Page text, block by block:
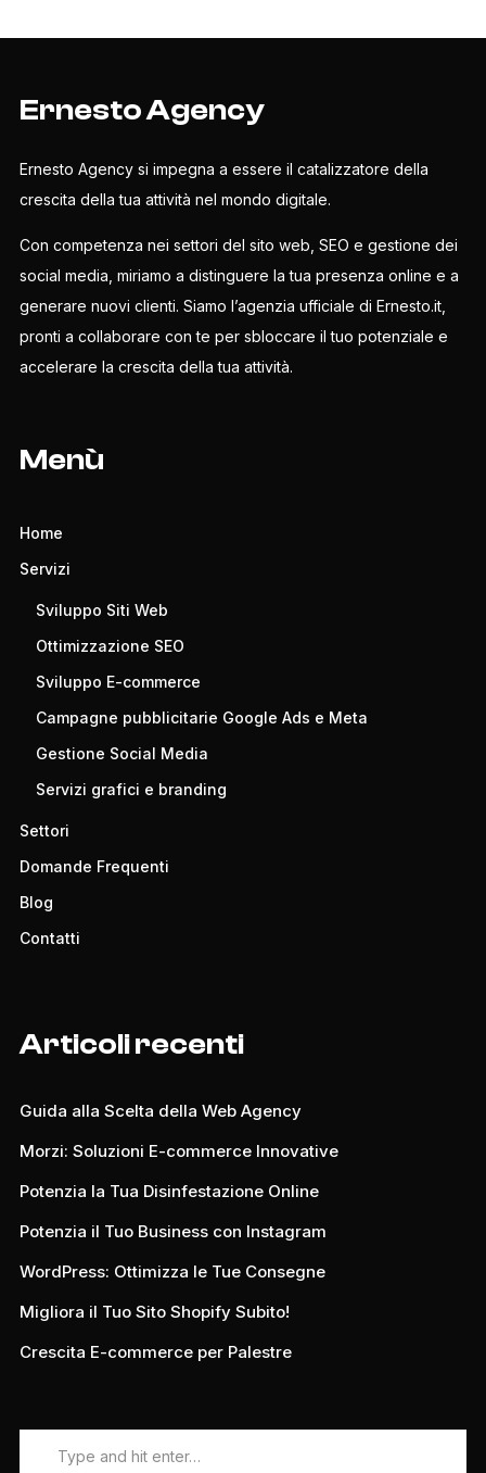
Ernesto Agency
Ernesto Agency si impegna a essere il catalizzatore della
crescita della tua attività nel mondo digitale.
Con competenza nei settori del sito web, SEO e gestione dei
social media, miriamo a distinguere la tua presenza online e a
generare nuovi clienti. Siamo l’agenzia ufficiale di Ernesto.it,
pronti a collaborare con te per sbloccare il tuo potenziale e
accelerare la crescita della tua attività.
Menù
Home
Servizi
Sviluppo Siti Web
Ottimizzazione SEO
Sviluppo E-commerce
Campagne pubblicitarie Google Ads e Meta
Gestione Social Media
Servizi grafici e branding
Settori
Domande Frequenti
Blog
Contatti
Articoli recenti
Guida alla Scelta della Web Agency
Morzi: Soluzioni E-commerce Innovative
Potenzia la Tua Disinfestazione Online
Potenzia il Tuo Business con Instagram
WordPress: Ottimizza le Tue Consegne
Migliora il Tuo Sito Shopify Subito!
Crescita E-commerce per Palestre